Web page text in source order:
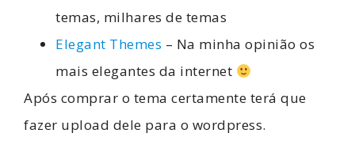
temas, milhares de temas
Elegant Themes – Na minha opinião os
mais elegantes da internet
Após comprar o tema certamente terá que
fazer upload dele para o wordpress.